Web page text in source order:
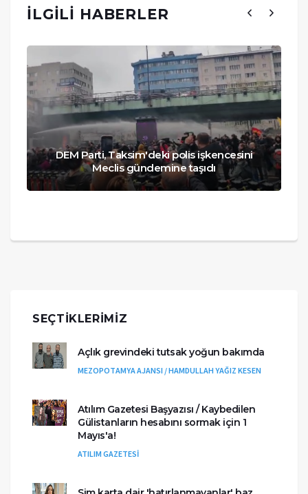
İLGILI HABERLER
DEM Parti, Taksim'deki polis işkencesini
Meclis gündemine taşıdı
SEÇTIKLERIMIZ
Açlık grevindeki tutsak yoğun bakımda
MEZOPOTAMYA AJANSI / HAMDULLAH YAĞIZ KESEN
Atılım Gazetesi Başyazısı / Kaybedilen
Gülistanların hesabını sormak için 1
Mayıs'a!
ATILIM GAZETESİ